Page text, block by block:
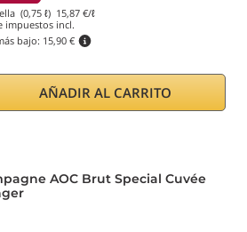
(0,75 ℓ) 15,87 €/ℓ
impuestos incl.
bajo: 15,90 €
AÑADIR AL CARRITO
AOC Brut Special Cuvée